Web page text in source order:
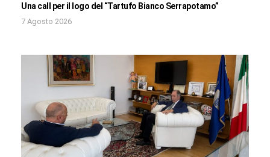
Una call per il logo del “Tartufo Bianco Serrapotamo”
7 Agosto 2026